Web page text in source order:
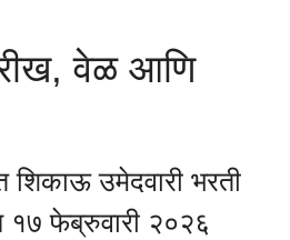
वेळ आणि
शिकाऊ उमेदवारी भरती
फेब्रुवारी २०२६